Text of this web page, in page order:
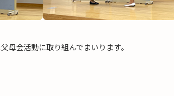
母会活動に取り組んでまいります。